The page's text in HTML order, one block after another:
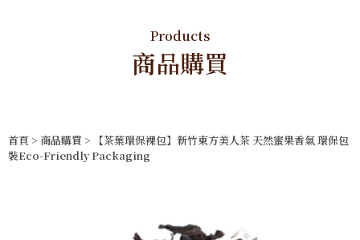
Products
商品購買
首頁 > 商品購買 > 【茶葉環保裸包】新竹東方美人茶 天然蜜果香氣 環保包
裝Eco-Friendly Packaging